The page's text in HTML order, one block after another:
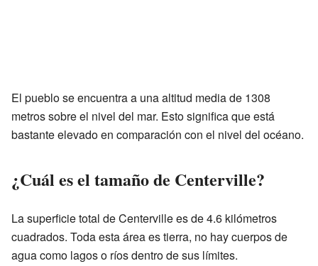
El pueblo se encuentra a una altitud media de 1308
metros sobre el nivel del mar. Esto significa que está
bastante elevado en comparación con el nivel del océano.
¿Cuál es el tamaño de Centerville?
La superficie total de Centerville es de 4.6 kilómetros
cuadrados. Toda esta área es tierra, no hay cuerpos de
agua como lagos o ríos dentro de sus límites.